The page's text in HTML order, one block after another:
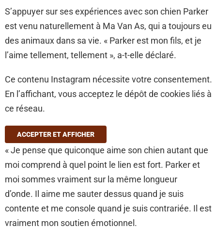
S’appuyer sur ses expériences avec son chien Parker
est venu naturellement à Ma Van As, qui a toujours eu
des animaux dans sa vie. « Parker est mon fils, et je
l’aime tellement, tellement », a-t-elle déclaré.
Ce contenu Instagram nécessite votre consentement.
En l’affichant, vous acceptez le dépôt de cookies liés à
ce réseau.
ACCEPTER ET AFFICHER
« Je pense que quiconque aime son chien autant que
moi comprend à quel point le lien est fort. Parker et
moi sommes vraiment sur la même longueur
d’onde. Il aime me sauter dessus quand je suis
contente et me console quand je suis contrariée. Il est
vraiment mon soutien émotionnel.